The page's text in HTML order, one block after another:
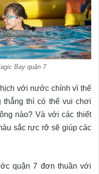
Bay quận 7
với nước chính vì thế
thẳng thì có thể vui chơi
nào? Và với các thiết
sắc rực rỡ sẽ giúp các
quận 7 đơn thuần với